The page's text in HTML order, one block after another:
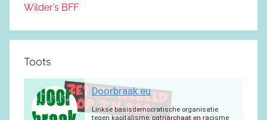
Wilder’s BFF
Toots